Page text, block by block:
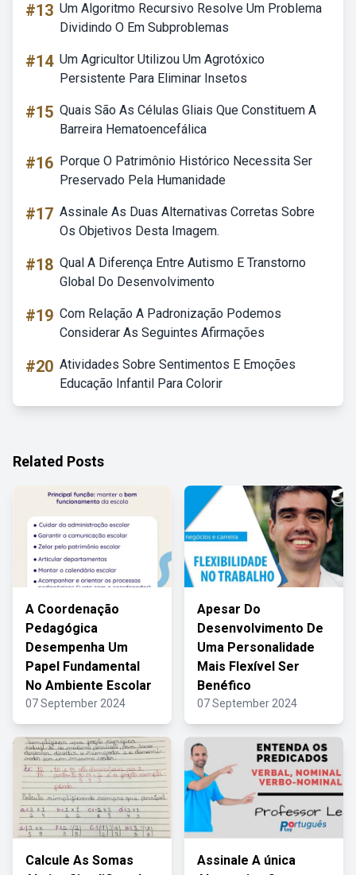
#13 Um Algoritmo Recursivo Resolve Um Problema
Dividindo O Em Subproblemas
#14 Um Agricultor Utilizou Um Agrotóxico
Persistente Para Eliminar Insetos
#15 Quais São As Células Gliais Que Constituem A
Barreira Hematoencefálica
#16 Porque O Patrimônio Histórico Necessita Ser
Preservado Pela Humanidade
#17 Assinale As Duas Alternativas Corretas Sobre
Os Objetivos Desta Imagem.
#18 Qual A Diferença Entre Autismo E Transtorno
Global Do Desenvolvimento
#19 Com Relação A Padronização Podemos
Considerar As Seguintes Afirmações
#20 Atividades Sobre Sentimentos E Emoções
Educação Infantil Para Colorir
Related Posts
A Coordenação
Pedagógica
Desempenha Um
Papel Fundamental
No Ambiente Escolar
07 September 2024
Apesar Do
Desenvolvimento De
Uma Personalidade
Mais Flexível Ser
Benéfico
07 September 2024
Calcule As Somas
Assinale A única